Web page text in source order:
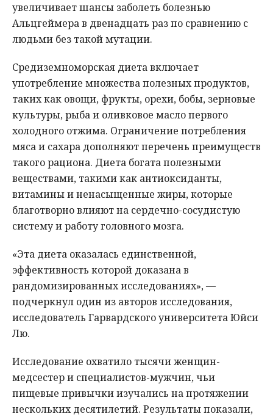
увеличивает шансы заболеть болезнью
Альцгеймера в двенадцать раз по сравнению с
людьми без такой мутации.
Средиземноморская диета включает
употребление множества полезных продуктов,
таких как овощи, фрукты, орехи, бобы, зерновые
культуры, рыба и оливковое масло первого
холодного отжима. Ограничение потребления
мяса и сахара дополняют перечень преимуществ
такого рациона. Диета богата полезными
веществами, такими как антиоксиданты,
витамины и ненасыщенные жиры, которые
благотворно влияют на сердечно-сосудистую
систему и работу головного мозга.
«Эта диета оказалась единственной,
эффективность которой доказана в
рандомизированных исследованиях», —
подчеркнул один из авторов исследования,
исследователь Гарвардского университета Юйси
Лю.
Исследование охватило тысячи женщин-
медсестер и специалистов-мужчин, чьи
пищевые привычки изучались на протяжении
нескольких десятилетий. Результаты показали,